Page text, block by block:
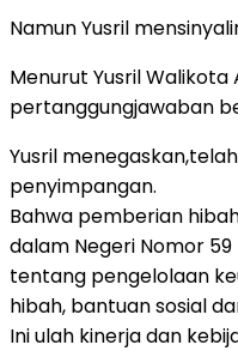
Namun Yusril
Menurut Yusril
pertanggungjawaban
Yusril
penyimpangan.
Bahwa pemberian
dalam Negeri Nomor
tentang pengelolaan
hibah, bantuan sosial
Ini ulah kinerja dan